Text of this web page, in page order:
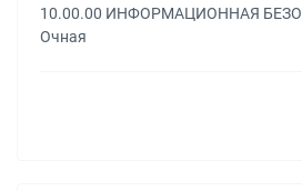
10.00.00 ИНФОРМАЦИОННАЯ
Очная